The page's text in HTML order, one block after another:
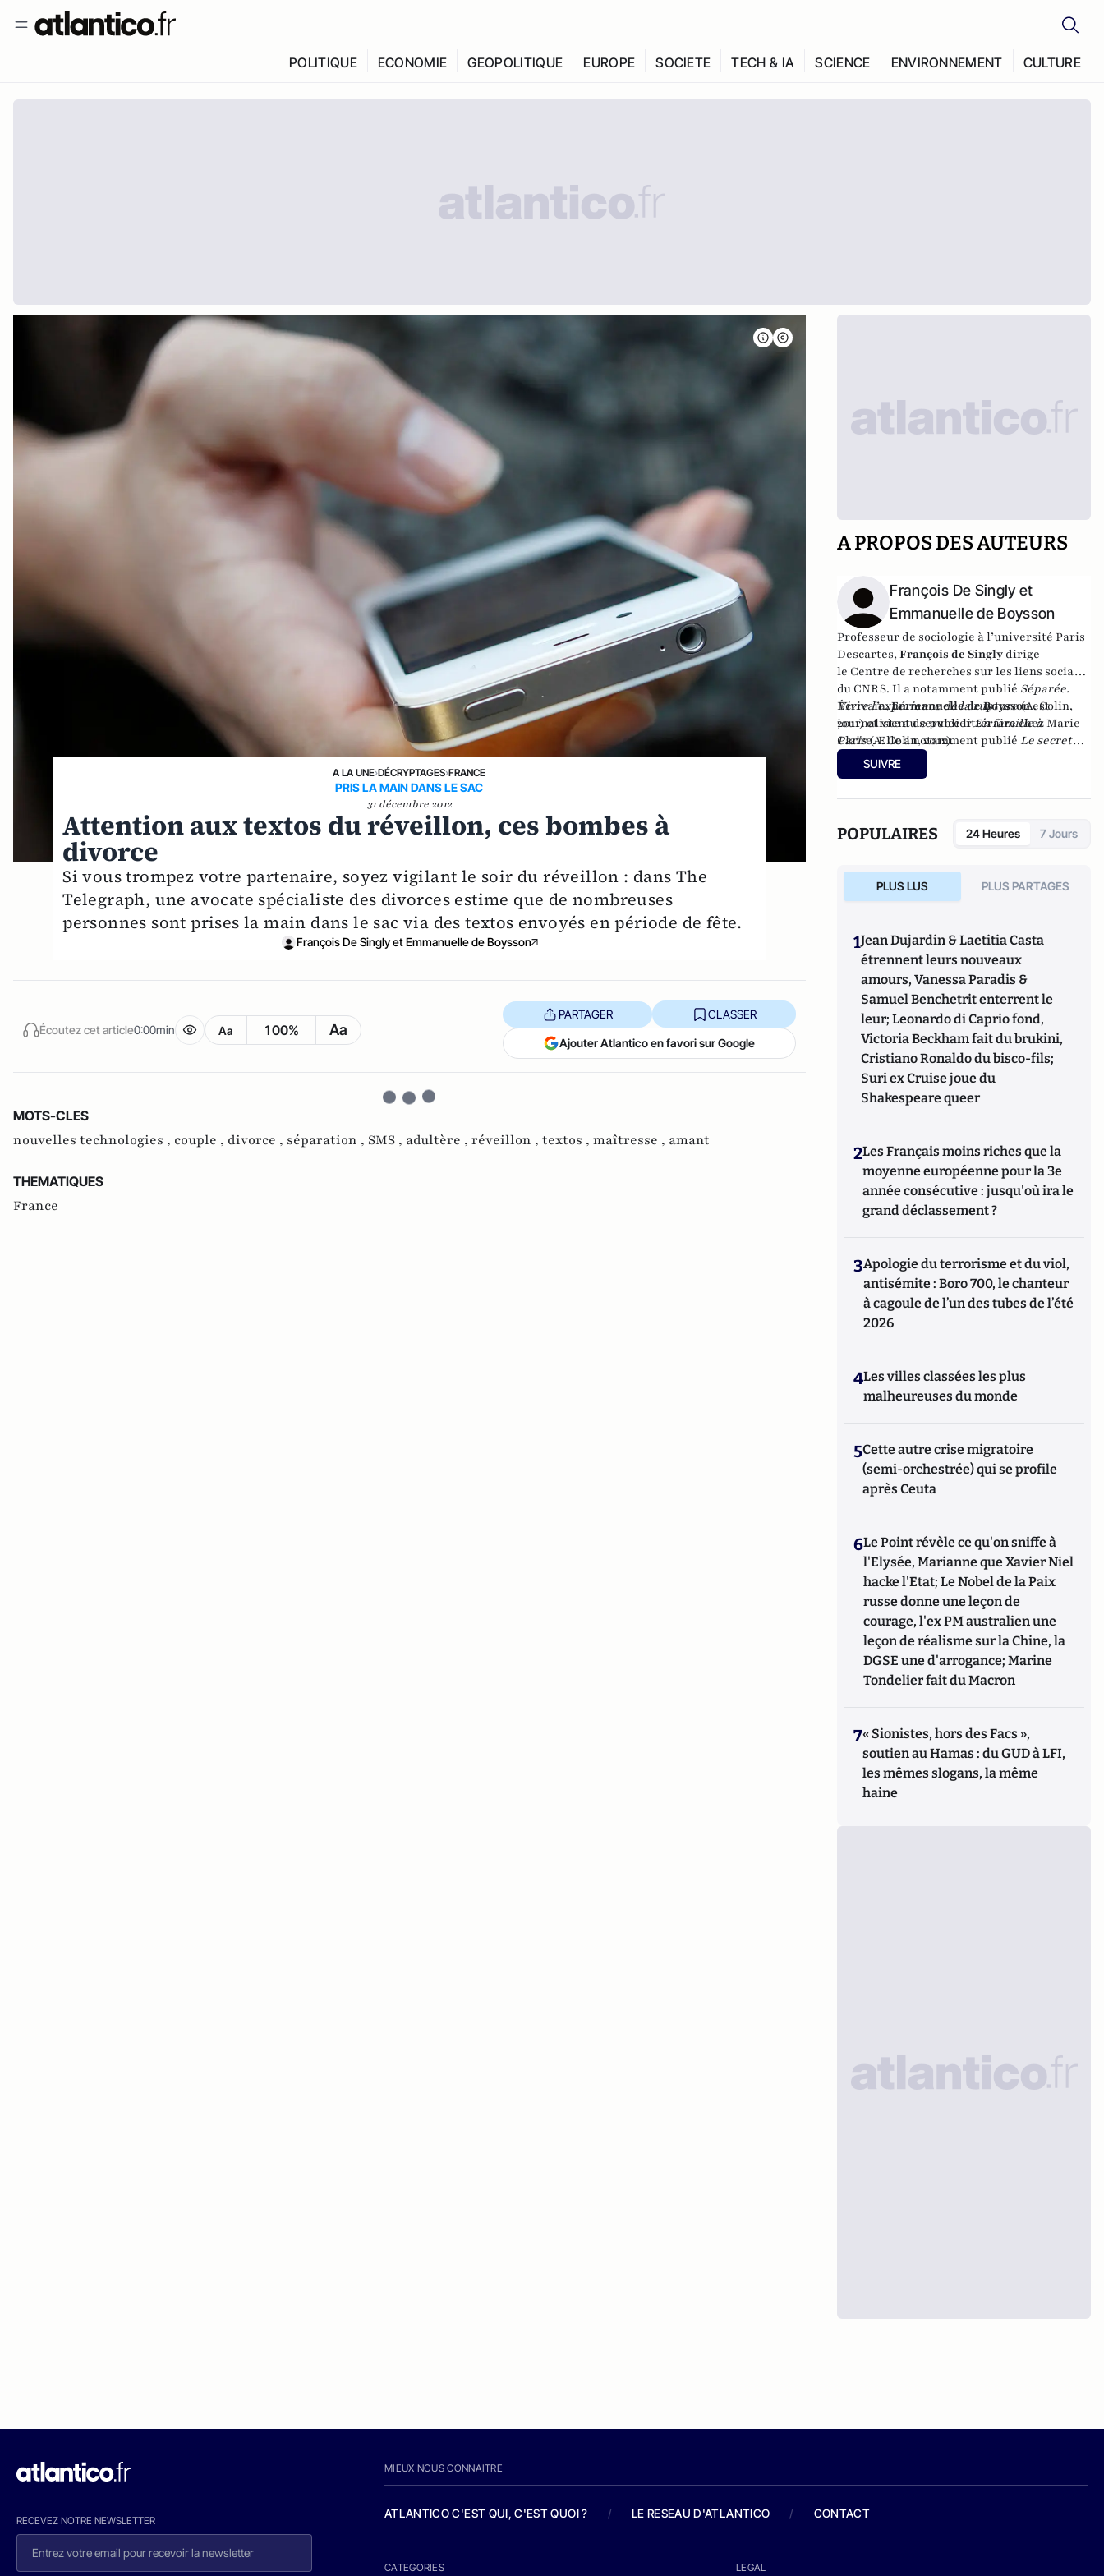
POLITIQUE ECONOMIE GEOPOLITIQUE EUROPE SOCIETE TECH & IA SCIENCE ENVIRONNEMENT CULTURE
A LA UNE›DÉCRYPTAGES›FRANCE
PRIS LA MAIN DANS LE SAC
31 décembre 2012
Attention aux textos du réveillon, ces bombes à
divorce
Si vous trompez votre partenaire, soyez vigilant le soir du réveillon : dans The
Telegraph, une avocate spécialiste des divorces estime que de nombreuses
personnes sont prises la main dans le sac via des textos envoyés en période de fête.
François De Singly et Emmanuelle de Boysson
Écoutez cet article0:00min Aa 100% Aa
PARTAGER CLASSER
Ajouter Atlantico en favori sur Google
MOTS-CLES
nouvelles technologies , couple , divorce , séparation , SMS , adultère , réveillon , textos , maîtresse , amant
THEMATIQUES
France
A PROPOS DES AUTEURS
François De Singly et
Emmanuelle de Boysson
Professeur de sociologie àl’université Paris
Descartes,François de Singly dirige
le Centre de recherches sur les liens sociaux
du CNRS. Il a notamment publié Séparée.
Vivre l’expérience de la rupture(A. Colin,
2011) et vient de publierEn famille à
Paris(A. Colin, 2012).
Écrivain,Emmanuelle de Boyssonest
journaliste au service littéraire chez Marie
Claire. Elle a notamment publié Le secret
des couples qui durent
Renaissance, 2005) et sortira
SUIVRE
POPULAIRES 24 Heures 7 Jours
PLUS LUS PLUS PARTAGES
1Jean Dujardin & Laetitia Casta
étrennent leurs nouveaux
amours, Vanessa Paradis &
Samuel Benchetrit enterrent le
leur; Leonardo di Caprio fond,
Victoria Beckham fait du brukini,
Cristiano Ronaldo du bisco-fils;
Suri ex Cruise joue du
Shakespeare queer
2Les Français moins riches que la
moyenne européenne pour la 3e
année consécutive : jusqu'où ira le
grand déclassement ?
3Apologie du terrorisme et du viol,
antisémite : Boro 700, le chanteur
à cagoule de l’un des tubes de l’été
2026
4Les villes classées les plus
malheureuses du monde
5Cette autre crise migratoire
(semi-orchestrée) qui se profile
après Ceuta
6Le Point révèle ce qu'on sniffe à
l'Elysée, Marianne que Xavier Niel
hacke l'Etat; Le Nobel de la Paix
russe donne une leçon de
courage, l'ex PM australien une
leçon de réalisme sur la Chine, la
DGSE une d'arrogance; Marine
Tondelier fait du Macron
7« Sionistes, hors des Facs »,
soutien au Hamas : du GUD à LFI,
les mêmes slogans, la même
haine
RECEVEZ NOTRE NEWSLETTER
MIEUX NOUS CONNAITRE
ATLANTICO C'EST QUI, C'EST QUOI ? / LE RESEAU D'ATLANTICO / CONTACT
CATEGORIES LEGAL